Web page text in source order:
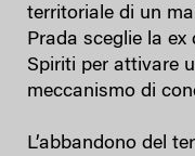
territoriale di un
Prada sceglie la
Spiriti per attivare
meccanismo di
L’abbandono del